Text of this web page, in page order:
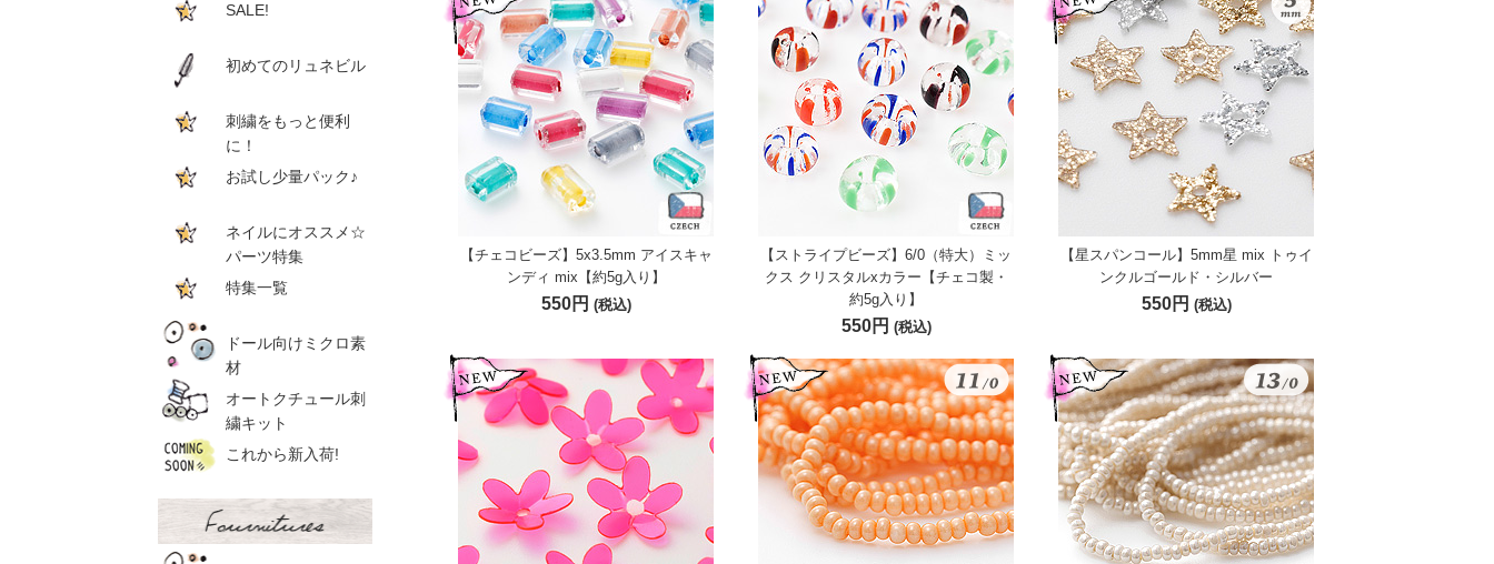
【チェコビーズ】5x3.5mm アイスキャ
ンディ mix【約5g入り】
550円 (税込)
【ストライプビーズ】6/0（特大）ミッ
クス クリスタルxカラー【チェコ製・
約5g入り】
550円 (税込)
【星スパンコール】5mm星 mix トゥイ
ンクルゴールド・シルバー
550円 (税込)
SALE!
初めてのリュネビル
刺繍をもっと便利
に！
お試し少量パック♪
ネイルにオススメ☆
パーツ特集
特集一覧
ドール向けミクロ素
材
オートクチュール刺
繍キット
これから新入荷!